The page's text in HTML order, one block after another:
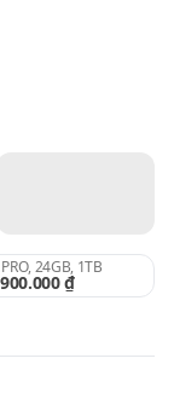
24GB, 1TB
₫